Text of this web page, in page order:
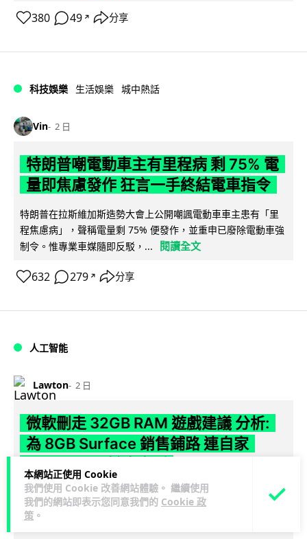
本網站正使用 Cookie
我們使用 Cookie 改善網站體驗。 繼續使用
我們的網站即表示您同意我們的 Cookie 政
策 。
380 49 ↗ 分享
科技娛樂 生活娛樂 城中熱話
Vin 2 日
特朗普嘲電動車主有里程病 剩 75% 電
量即焦慮發作 狂言一手終結電車指令
特朗普在拉斯維加斯造勢大會上公開嘲諷電動車車主患有「里
程焦慮病」，聲稱電量剩 75% 便發作，並重申已廢除電動車強
制令。惟專業車媒隨即反駁，...
閱讀全文
632 279 ↗ 分享
人工智能
Lawton 2 日
微軟刪走 32GB RAM 遊戲建議 分析:
為 8GB Surface 銷售鋪路 連自家
Microsoft 被發現靜靜刪除官方網站上，對遊戲玩家要為電腦配
置 32GB RAM 的建議。分析指微軟同時新推出的 8GB RAM 入